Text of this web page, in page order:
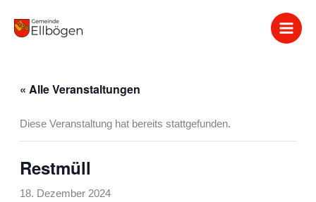
Inhalt
« Alle Veranstaltungen
Diese Veranstaltung hat bereits stattgefunden.
Restmüll
18. Dezember 2024